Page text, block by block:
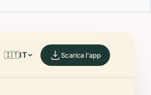
🇮🇹IT Scarica l'app